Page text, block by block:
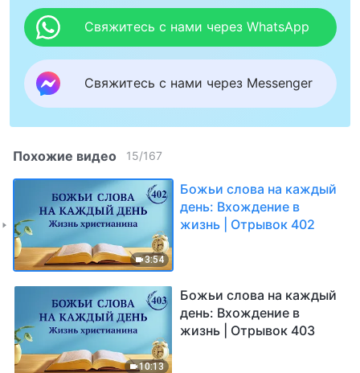
Свяжитесь с нами через WhatsApp
Свяжитесь с нами через Messenger
Похожие видео 15/167
3:54
Божьи слова на каждый
день: Вхождение в
жизнь | Отрывок 402
10:13
Божьи слова на каждый
день: Вхождение в
жизнь | Отрывок 403